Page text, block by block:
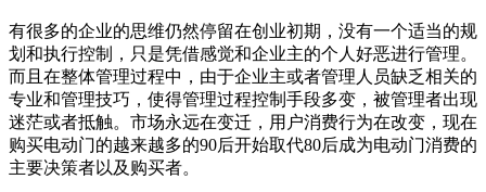
有很多的企业的思维仍然停留在创业初期，没有一个适当的规
划和执行控制，只是凭借感觉和企业主的个人好恶进行管理。
而且在整体管理过程中，由于企业主或者管理人员缺乏相关的
专业和管理技巧，使得管理过程控制手段多变，被管理者出现
迷茫或者抵触。市场永远在变迁，用户消费行为在改变，现在
购买电动门的越来越多的90后开始取代80后成为电动门消费的
主要决策者以及购买者。